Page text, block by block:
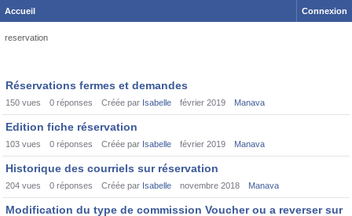
Accueil Connexion
reservation
Discussion
List
Réservations fermes et demandes
150 vues 0 réponses Créée par Isabelle février 2019 Manava
Edition fiche réservation
103 vues 0 réponses Créée par Isabelle février 2019 Manava
Historique des courriels sur réservation
204 vues 0 réponses Créée par Isabelle novembre 2018 Manava
Modification du type de commission Voucher ou a reverser sur